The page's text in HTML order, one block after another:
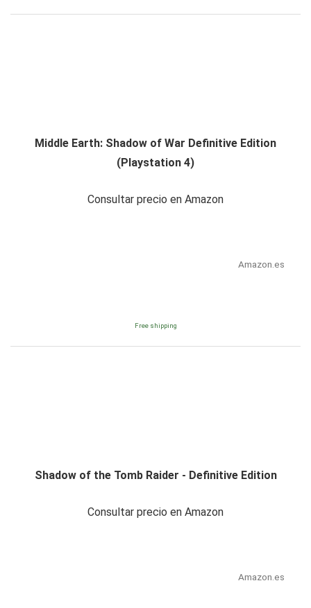
Middle Earth: Shadow of War Definitive Edition
(Playstation 4)
Consultar precio en Amazon
Amazon.es
Free shipping
Shadow of the Tomb Raider - Definitive Edition
Consultar precio en Amazon
Amazon.es